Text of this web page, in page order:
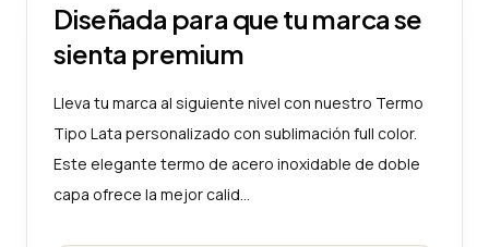
Diseñada para que tu marca se
sienta premium
Lleva tu marca al siguiente nivel con nuestro Termo
Tipo Lata personalizado con sublimación full color.
Este elegante termo de acero inoxidable de doble
capa ofrece la mejor calid…